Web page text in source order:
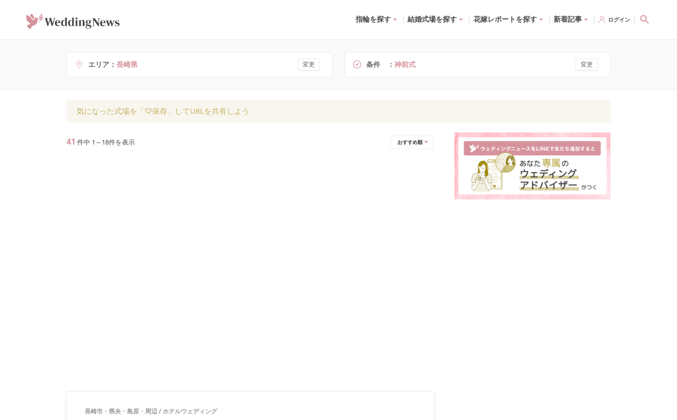
指輪を探す 結婚式場を探す 花嫁レポートを探す 新着記事 ログイン
エリア 長崎県 変更 条件 神前式 変更
気になった式場を「♡保存」してURLを共有しよう
41 件中 1 ～ 18件を表示 おすすめ順
長崎市・県央・島原・周辺/ホテルウェディング